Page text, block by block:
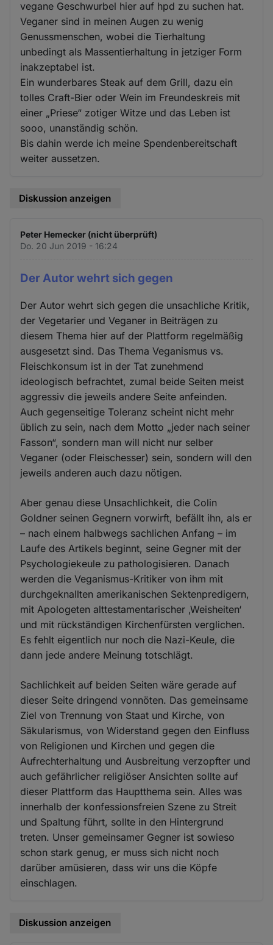
vegane Geschwurbel hier auf hpd zu suchen hat.
Veganer sind in meinen Augen zu wenig
Genussmenschen, wobei die Tierhaltung
unbedingt als Massentierhaltung in jetziger Form
inakzeptabel ist.
Ein wunderbares Steak auf dem Grill, dazu ein
tolles Craft-Bier oder Wein im Freundeskreis mit
einer „Priese“ zotiger Witze und das Leben ist
sooo, unanständig schön.
Bis dahin werde ich meine Spendenbereitschaft
weiter aussetzen.
Diskussion anzeigen
Peter Hemecker (nicht überprüft)
Do. 20 Jun 2019 - 16:24
Der Autor wehrt sich gegen
Der Autor wehrt sich gegen die unsachliche Kritik,
der Vegetarier und Veganer in Beiträgen zu
diesem Thema hier auf der Plattform regelmäßig
ausgesetzt sind. Das Thema Veganismus vs.
Fleischkonsum ist in der Tat zunehmend
ideologisch befrachtet, zumal beide Seiten meist
aggressiv die jeweils andere Seite anfeinden.
Auch gegenseitige Toleranz scheint nicht mehr
üblich zu sein, nach dem Motto „jeder nach seiner
Fasson“, sondern man will nicht nur selber
Veganer (oder Fleischesser) sein, sondern will den
jeweils anderen auch dazu nötigen.
Aber genau diese Unsachlichkeit, die Colin
Goldner seinen Gegnern vorwirft, befällt ihn, als er
– nach einem halbwegs sachlichen Anfang – im
Laufe des Artikels beginnt, seine Gegner mit der
Psychologiekeule zu pathologisieren. Danach
werden die Veganismus-Kritiker von ihm mit
durchgeknallten amerikanischen Sektenpredigern,
mit Apologeten alttestamentarischer ‚Weisheiten‘
und mit rückständigen Kirchenfürsten verglichen.
Es fehlt eigentlich nur noch die Nazi-Keule, die
dann jede andere Meinung totschlägt.
Sachlichkeit auf beiden Seiten wäre gerade auf
dieser Seite dringend vonnöten. Das gemeinsame
Ziel von Trennung von Staat und Kirche, von
Säkularismus, von Widerstand gegen den Einfluss
von Religionen und Kirchen und gegen die
Aufrechterhaltung und Ausbreitung verzopfter und
auch gefährlicher religiöser Ansichten sollte auf
dieser Plattform das Hauptthema sein. Alles was
innerhalb der konfessionsfreien Szene zu Streit
und Spaltung führt, sollte in den Hintergrund
treten. Unser gemeinsamer Gegner ist sowieso
schon stark genug, er muss sich nicht noch
darüber amüsieren, dass wir uns die Köpfe
einschlagen.
Diskussion anzeigen